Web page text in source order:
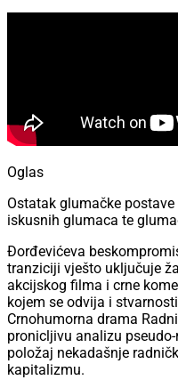
Oglas
Ostatak glumačke
iskusnih glumaca te
Đorđevićeva
tranziciji vješto uključuje
akcijskog filma i crne
kojem se odvija i
Crnohumorna drama
pronicljivu analizu
položaj nekadašnje
kapitalizmu.